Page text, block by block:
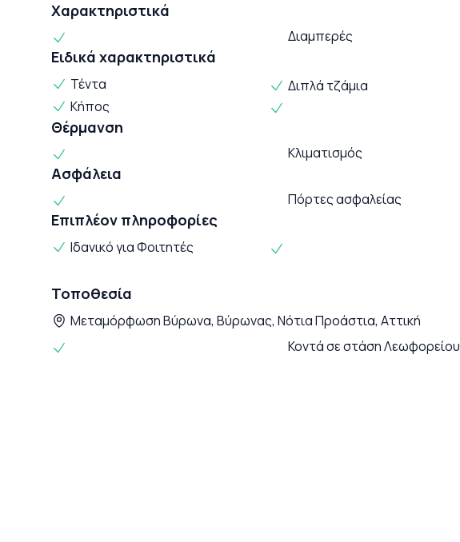
Χαρακτηριστικά
Διαμπερές
Ειδικά χαρακτηριστικά
Τέντα
Κήπος
Διπλά τζάμια
Θέρμανση
Κλιματισμός
Ασφάλεια
Πόρτες ασφαλείας
Επιπλέον πληροφορίες
Ιδανικό για Φοιτητές
Τοποθεσία
Μεταμόρφωση Βύρωνα, Βύρωνας, Νότια Προάστια, Αττική
Κοντά σε στάση Λεωφορείου